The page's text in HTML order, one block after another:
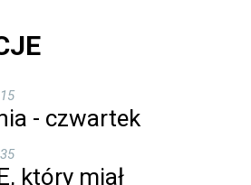
- czwartek
który miał